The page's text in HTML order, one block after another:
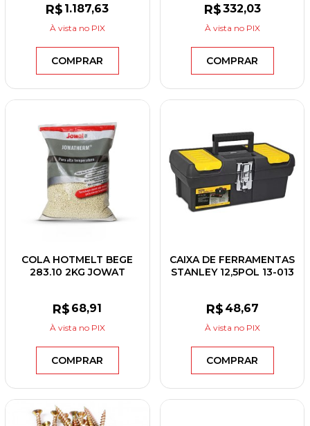
R$ 1.187,63
À vista no PIX
COMPRAR
R$332,03
À vista no PIX
COMPRAR
COLA HOTMELT BEGE
283.10 2KG JOWAT
R$ 68,91
À vista no PIX
COMPRAR
CAIXA DE FERRAMENTAS
STANLEY 12,5POL 13-013
R$ 48,67
À vista no PIX
COMPRAR